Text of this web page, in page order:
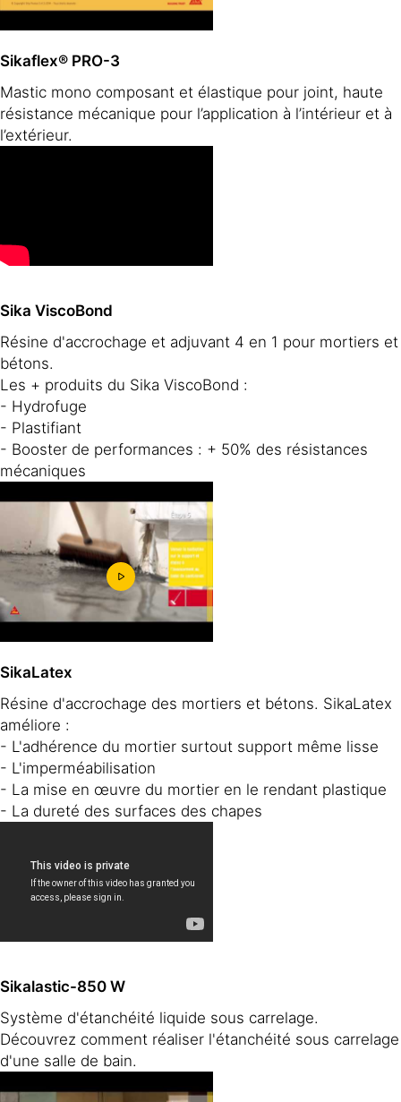
Sikaflex® PRO-3
Mastic mono composant et élastique pour joint, haute
résistance mécanique pour l’application à l’intérieur et à
l’extérieur.
Sika ViscoBond
Résine d'accrochage et adjuvant 4 en 1 pour mortiers et
bétons.
Les + produits du Sika ViscoBond :
- Hydrofuge
- Plastifiant
- Booster de performances : + 50% des résistances
mécaniques
SikaLatex
Résine d'accrochage des mortiers et bétons. SikaLatex
améliore :
- L'adhérence du mortier surtout support même lisse
- L'imperméabilisation
- La mise en œuvre du mortier en le rendant plastique
- La dureté des surfaces des chapes
Sikalastic-850 W
Système d'étanchéité liquide sous carrelage.
Découvrez comment réaliser l'étanchéité sous carrelage
d'une salle de bain.